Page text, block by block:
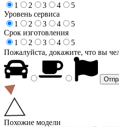
1
2 3 4
5
Уровень сервиса
1
2 3 4
5
Срок изготовления
1
2 3 4
5
Пожалуйста, докажите, что вы
Похожие модели